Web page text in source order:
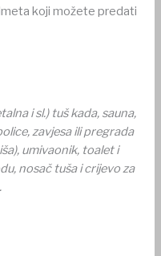
koji možete predati
i sl.) tuš kada, sauna,
zavjesa ili pregrada
umivaonik, toalet i
nosač tuša i crijevo za